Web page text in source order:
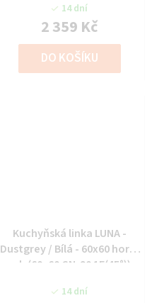
14 dní
2 359 Kč
DO KOŠÍKU
Kuchyňská linka LUNA -
Dustgrey / Bílá - 60x60 horní
roh (60x60 GN-90 1F(45°))
14 dní